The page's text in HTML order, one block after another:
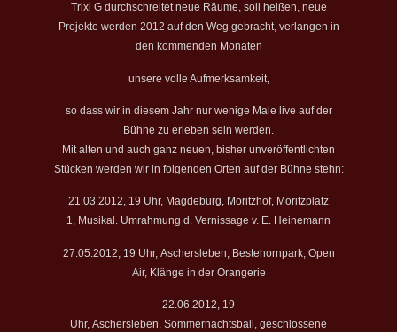
Trixi G durchschreitet neue Räume, soll heißen, neue
Projekte werden 2012 auf den Weg gebracht, verlangen in
den kommenden Monaten
unsere volle Aufmerksamkeit,
so dass wir in diesem Jahr nur wenige Male live auf der
Bühne zu erleben sein werden.
Mit alten und auch ganz neuen, bisher unveröffentlichten
Stücken werden wir in folgenden Orten auf der Bühne stehn:
21.03.2012, 19 Uhr, Magdeburg, Moritzhof, Moritzplatz
1, Musikal. Umrahmung d. Vernissage v. E. Heinemann
27.05.2012, 19 Uhr, Aschersleben, Bestehornpark, Open
Air, Klänge in der Orangerie
22.06.2012, 19
Uhr, Aschersleben, Sommernachtsball, geschlossene